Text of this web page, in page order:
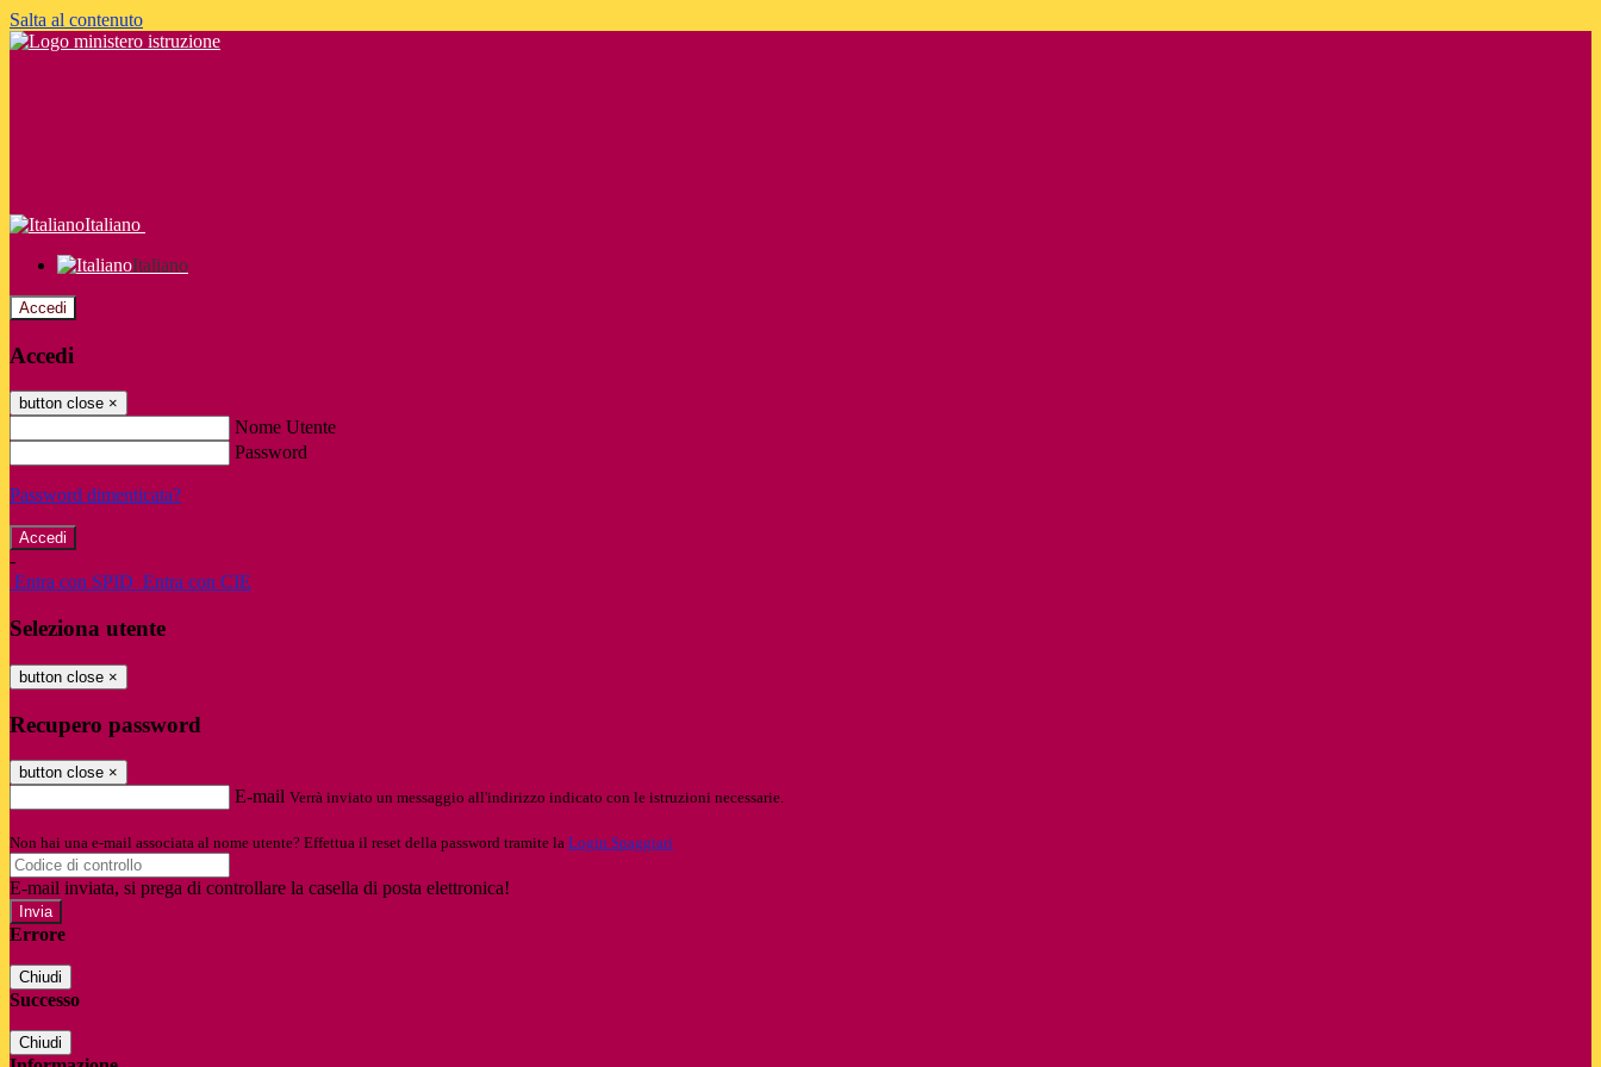
Salta al contenuto
Italiano
Italiano
Accedi
Accedi
button close ×
Nome Utente
Password
Password dimenticata?
-
Entra con SPID Entra con CIE
Seleziona utente
button close ×
Recupero password
button close ×
E-mail Verrà inviato un messaggio all'indirizzo indicato con le istruzioni necessarie.
Non hai una e-mail associata al nome utente? Effettua il reset della password tramite la Login Spaggiari
E-mail inviata, si prega di controllare la casella di posta elettronica!
Errore
Chiudi
Successo
Chiudi